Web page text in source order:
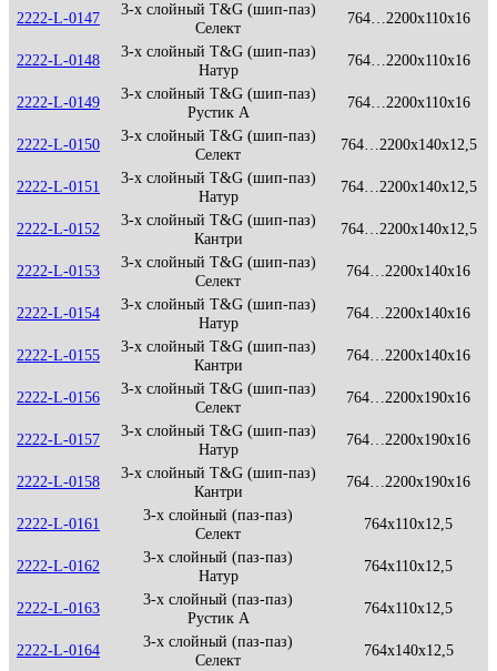
2222-L-0147
3-х слойный T&G (шип-паз)
Селект
764…2200x110x16
2222-L-0148
3-х слойный T&G (шип-паз)
Натур
764…2200x110x16
2222-L-0149
3-х слойный T&G (шип-паз)
Рустик А
764…2200x110x16
2222-L-0150
3-х слойный T&G (шип-паз)
Селект
764…2200x140x12,5
2222-L-0151
3-х слойный T&G (шип-паз)
Натур
764…2200x140x12,5
2222-L-0152
3-х слойный T&G (шип-паз)
Кантри
764…2200x140x12,5
2222-L-0153
3-х слойный T&G (шип-паз)
Селект
764…2200x140x16
2222-L-0154
3-х слойный T&G (шип-паз)
Натур
764…2200x140x16
2222-L-0155
3-х слойный T&G (шип-паз)
Кантри
764…2200x140x16
2222-L-0156
3-х слойный T&G (шип-паз)
Селект
764…2200x190x16
2222-L-0157
3-х слойный T&G (шип-паз)
Натур
764…2200x190x16
2222-L-0158
3-х слойный T&G (шип-паз)
Кантри
764…2200x190x16
2222-L-0161
3-х слойный (паз-паз)
Селект
764x110x12,5
2222-L-0162
3-х слойный (паз-паз)
Натур
764x110x12,5
2222-L-0163
3-х слойный (паз-паз)
Рустик А
764x110x12,5
2222-L-0164
3-х слойный (паз-паз)
Селект
764x140x12,5